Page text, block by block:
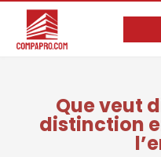
Que veut
distinction